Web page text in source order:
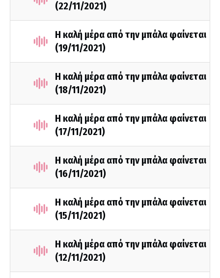
(22/11/2021)
Η καλή μέρα από την μπάλα φαίνεται
(19/11/2021)
Η καλή μέρα από την μπάλα φαίνεται
(18/11/2021)
Η καλή μέρα από την μπάλα φαίνεται
(17/11/2021)
Η καλή μέρα από την μπάλα φαίνεται
(16/11/2021)
Η καλή μέρα από την μπάλα φαίνεται
(15/11/2021)
Η καλή μέρα από την μπάλα φαίνεται
(12/11/2021)